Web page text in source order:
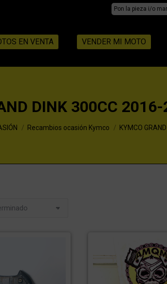
Search:
EN VENTA VENDER MI MOTO
DINK 300CC
Recambios ocasión Kymco KYMCO